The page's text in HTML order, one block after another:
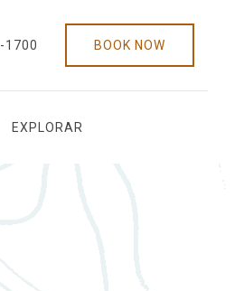
1700 BOOK NOW
EXPLORAR